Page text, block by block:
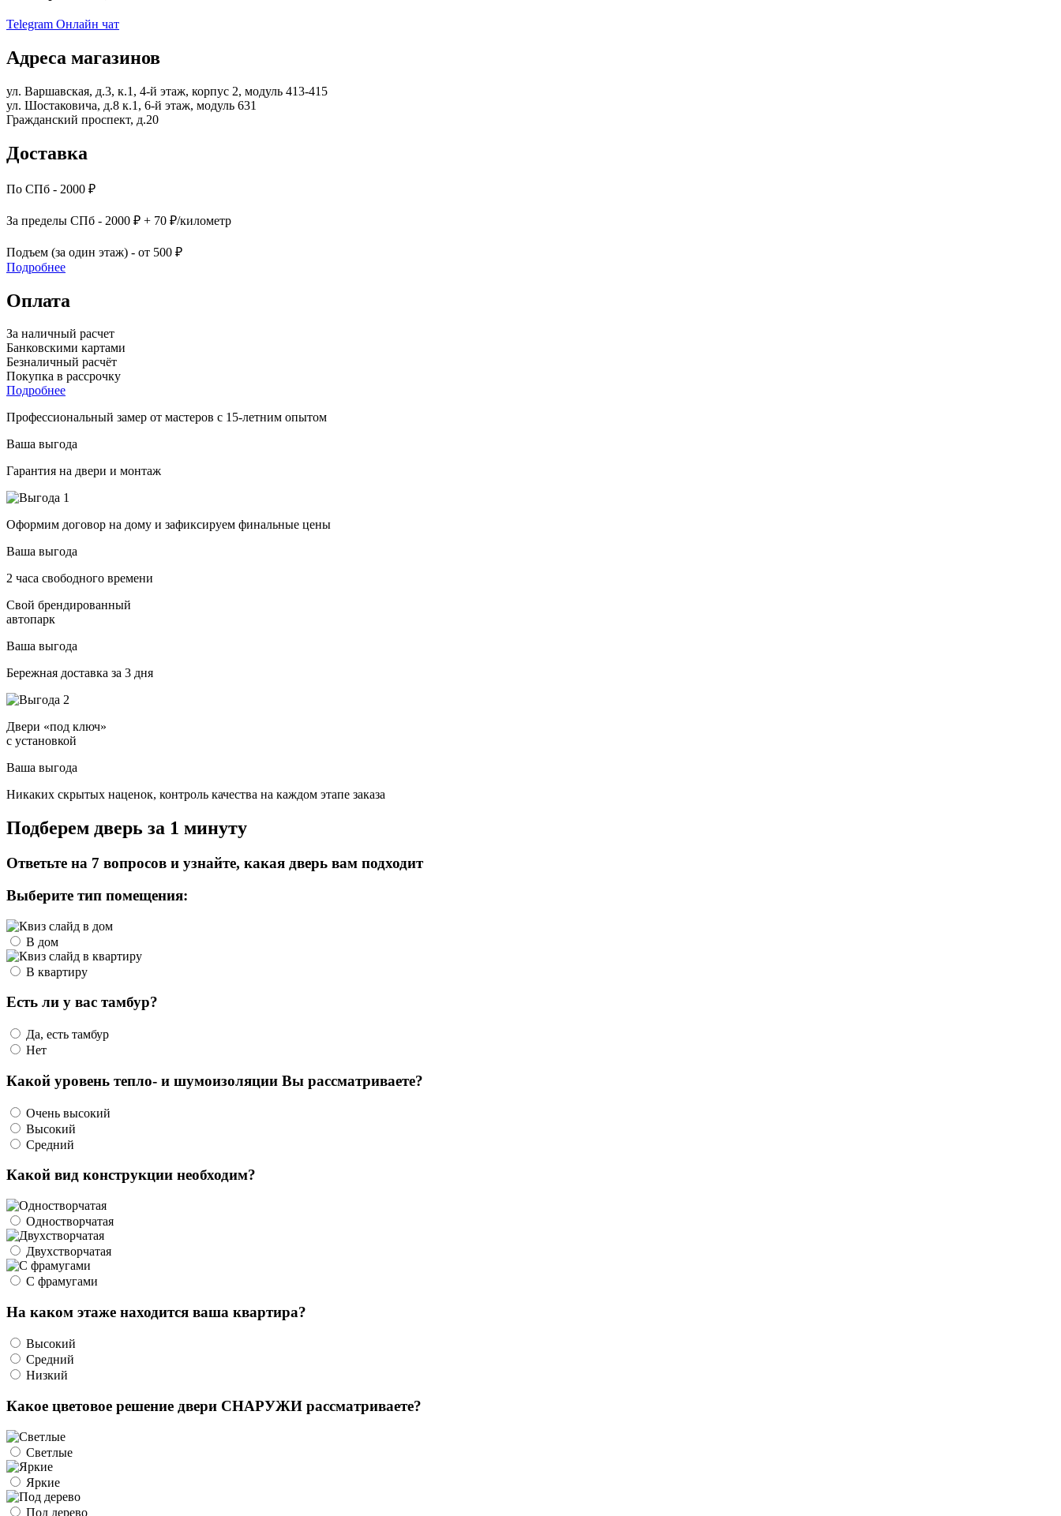
Telegram Онлайн чат
Адреса магазинов
ул. Варшавская, д.3, к.1, 4-й этаж, корпус 2, модуль 413-415
ул. Шостаковича, д.8 к.1, 6-й этаж, модуль 631
Гражданский проспект, д.20
Доставка
По СПб - 2000 ₽
За пределы СПб - 2000 ₽ + 70 ₽/километр
Подъем (за один этаж) - от 500 ₽
Подробнее
Оплата
За наличный расчет
Банковскими картами
Безналичный расчёт
Покупка в рассрочку
Подробнее
Профессиональный замер от мастеров с 15-летним опытом
Ваша выгода
Гарантия на двери и монтаж
Оформим договор на дому и зафиксируем финальные цены
Ваша выгода
2 часа свободного времени
Свой брендированный
автопарк
Ваша выгода
Бережная доставка за 3 дня
Двери «под ключ»
с установкой
Ваша выгода
Никаких скрытых наценок, контроль качества на каждом этапе заказа
Подберем дверь за 1 минуту
Ответьте на 7 вопросов и узнайте, какая дверь вам подходит
Выберите тип помещения:
В дом
В квартиру
Есть ли у вас тамбур?
Да, есть тамбур
Нет
Какой уровень тепло- и шумоизоляции Вы рассматриваете?
Очень высокий
Высокий
Средний
Какой вид конструкции необходим?
Одностворчатая
Двухстворчатая
С фрамугами
На каком этаже находится ваша квартира?
Высокий
Средний
Низкий
Какое цветовое решение двери СНАРУЖИ рассматриваете?
Светлые
Яркие
Под дерево